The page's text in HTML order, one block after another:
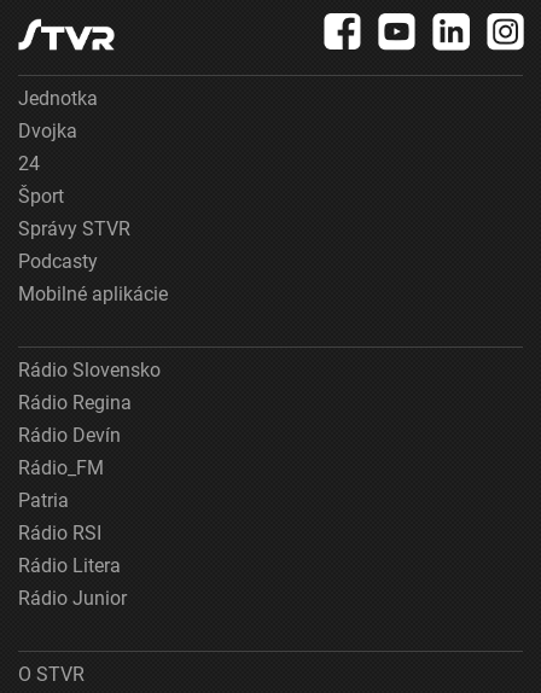
Jednotka
Dvojka
24
Šport
Správy STVR
Podcasty
Mobilné aplikácie
Rádio Slovensko
Rádio Regina
Rádio Devín
Rádio_FM
Patria
Rádio RSI
Rádio Litera
Rádio Junior
O STVR